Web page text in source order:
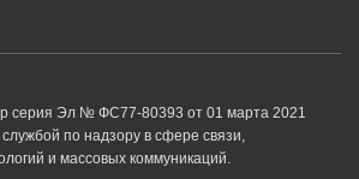
серия Эл № ФС77-80393 от 01 марта 2021
по надзору в сфере связи,
и массовых коммуникаций.